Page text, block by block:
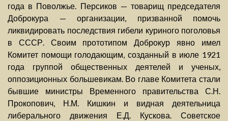
года в Поволжье. Персиков — товарищ председателя
Доброкура — организации, призванной помочь
ликвидировать последствия гибели куриного поголовья
в СССР. Своим прототипом Доброкур явно имел
Комитет помощи голодающим, созданный в июле 1921
года группой общественных деятелей и ученых,
оппозиционных большевикам. Во главе Комитета стали
бывшие министры Временного правительства С.Н.
Прокопович, Н.М. Кишкин и видная деятельница
либерального движения Е.Д. Кускова. Советское